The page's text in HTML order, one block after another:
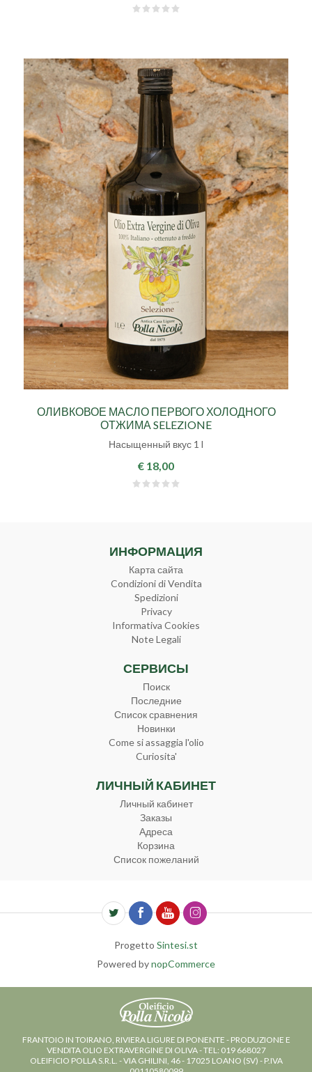
ОЛИВКОВОЕ МАСЛО ПЕРВОГО ХОЛОДНОГО
ОТЖИМА SELEZIONE
Насыщенный вкус 1 l
€ 18,00
ИНФОРМАЦИЯ
Карта сайта
Condizioni di Vendita
Spedizioni
Privacy
Informativa Cookies
Note Legali
СЕРВИСЫ
Поиск
Последние
Список сравнения
Новинки
Come si assaggia l'olio
Curiosita'
ЛИЧНЫЙ КАБИНЕТ
Личный кабинет
Заказы
Адреса
Корзина
Список пожеланий
Progetto Sintesi.st
Powered bynopCommerce
FRANTOIO IN TOIRANO, RIVIERA LIGURE DI PONENTE - PRODUZIONE E
VENDITA OLIO EXTRAVERGINE DI OLIVA - TEL: 019 668027
OLEIFICIO POLLA S.R.L. - VIA GHILINI, 46 - 17025 LOANO (SV) - P.IVA